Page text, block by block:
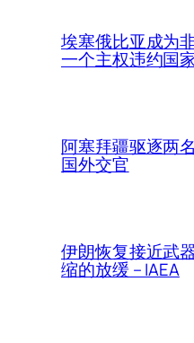
埃塞俄比亚成为
一个主权违约国
阿塞拜疆驱逐两
国外交官
伊朗恢复接近武
缩的放缓 – IAEA